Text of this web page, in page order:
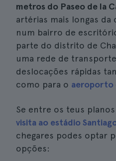
metros do Paseo de la
artérias mais longas da
num bairro de
parte do distrito de
uma rede de
deslocações rápidas
como para o aeroporto
Se entre os teus
visita ao estádio
chegares podes optar
opções: